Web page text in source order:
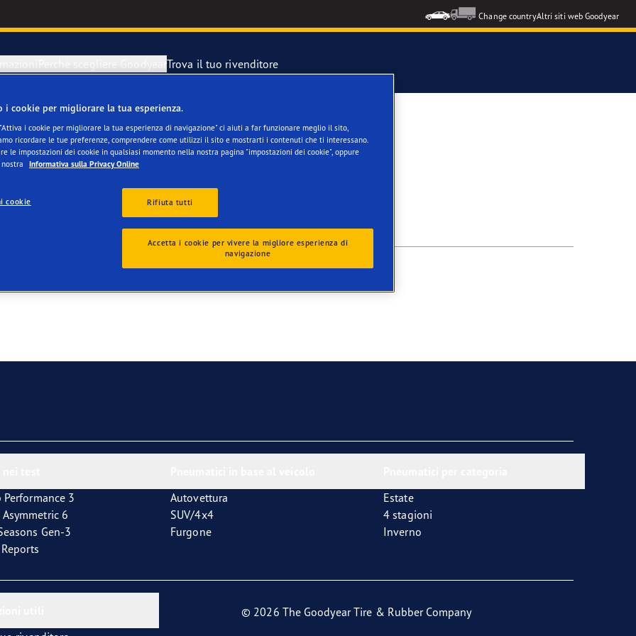
Change countryAltri siti web Goodyear
di un pneumatici sgonfio
di scorta
Perché scegliere Goodyear
Blimp
RACING
Trova il tuo rivenditore
KRIENS
Performance 3
Asymmetric 6
Gen-3
Autovettura
SUV/4x4
Furgone
Estate
4 stagioni
Inverno
© 2026 The Goodyear Tire & Rubber Company
i cookie per migliorare la tua esperienza.
i cookie per migliorare la tua esperienza di navigazione" ci aiuti a far funzionare meglio il sito,
ricordare le tue preferenze, comprendere come utilizzi il sito e mostrarti i contenuti che ti interessano.
le impostazioni dei cookie in qualsiasi momento nella nostra pagina "impostazioni dei cookie", oppure
Informativa sulla Privacy Online
cookie Rifiuta tutti
Accetta i cookie per vivere la migliore esperienza di
navigazione